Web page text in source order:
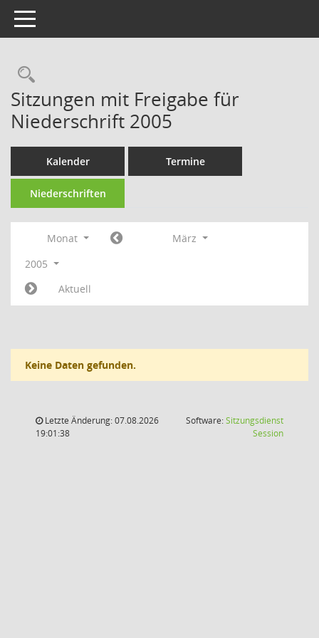
Toggle navigation
Rechercheauswahl
Sitzungen mit Freigabe für
Niederschrift 2005
Kalender Termine
Niederschriften
Monat
März
2005
Aktuell
Keine Daten gefunden.
Letzte Änderung: 07.08.2026
19:01:38
Software:Sitzungsdienst
Session(Wird in